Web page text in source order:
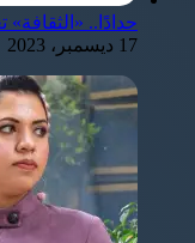
حدادًا.. «الثقافة»
17 ديسمبر، 2023